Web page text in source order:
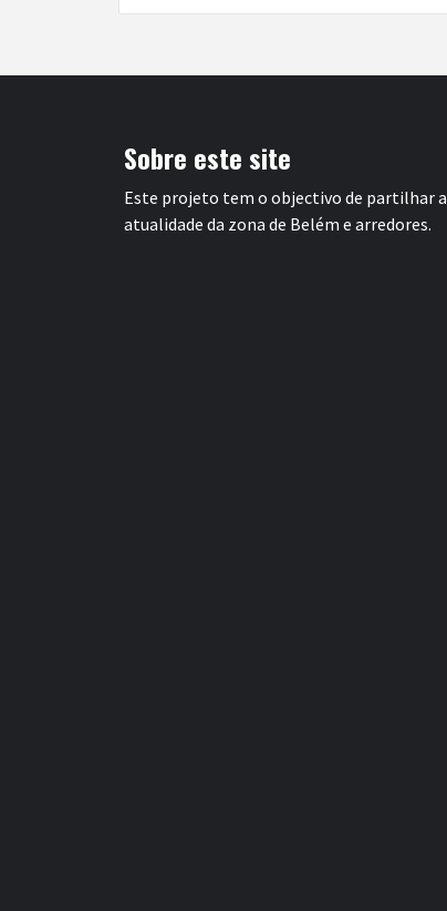
Sobre este site
Este projeto tem o objectivo de partilhar a
atualidade da zona de Belém e arredores.